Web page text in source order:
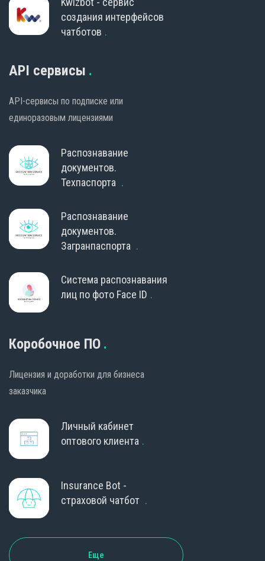
создания интерфейсов
чатботов
API сервисы
API-сервисы по подписке или
единоразовым лицензиями
Распознавание
документов.
Техпаспорта
Распознавание
документов.
Загранпаспорта
Система распознавания
лиц по фото Face ID
Коробочное ПО
Лицензия и доработки для бизнеса
заказчика
Личный кабинет
оптового клиента
Insurance Bot -
страховой чатбот
Еще